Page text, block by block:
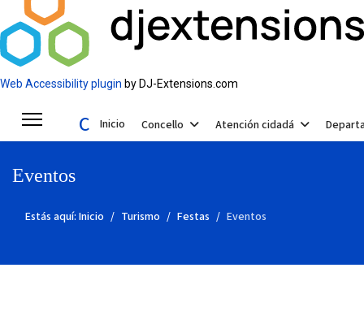
Web Accessibility plugin by DJ-Extensions.com
Concello de Valga
Inicio Concello Atención cidadá
Eventos
Estás aquí: Inicio Turismo Festas Eventos